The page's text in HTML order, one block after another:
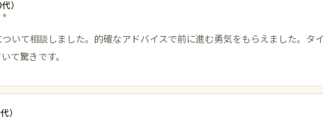
）
いて相談しました。的確なアドバイスで前に進む勇気をもらえました。タ
て驚きです。
）